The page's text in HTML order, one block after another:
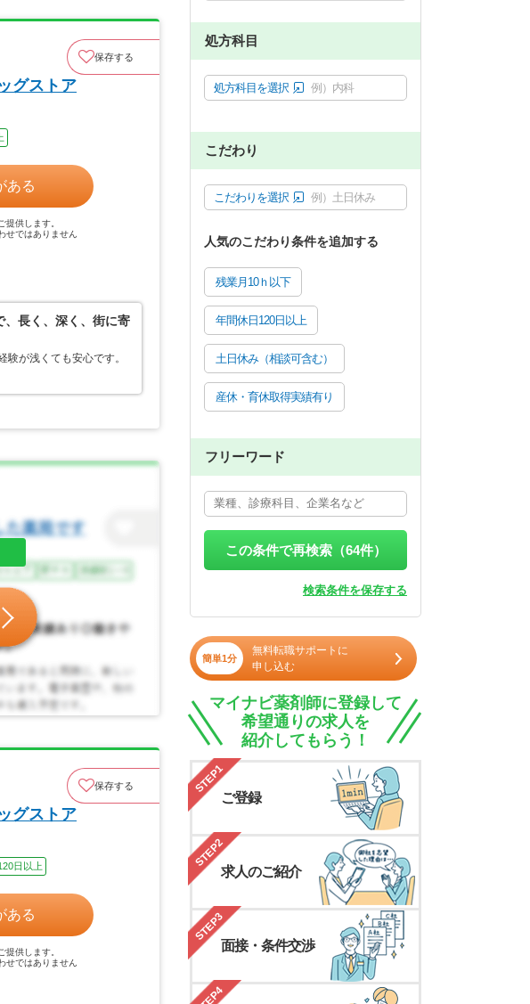
保存する
グストア
ある
提供します。
せではありません
、長く、深く、街に寄
が浅くても安心です。
保存する
グストア
日以上
ある
提供します。
せではありません
処方科目
処方科目を選択 例）内科
こだわり
こだわりを選択 例）土日休み
人気のこだわり条件を追加する
残業月10ｈ以下
年間休日120日以上
土日休み（相談可含む）
産休・育休取得実績有り
フリーワード
この条件で再検索（64件）
検索条件を保存する
簡単1分
無料転職サポートに
申し込む
マイナビ薬剤師に登録して
希望通りの求人を
紹介してもらう！
STEP1
ご登録
STEP2
求人のご紹介
STEP3
面接・条件交渉